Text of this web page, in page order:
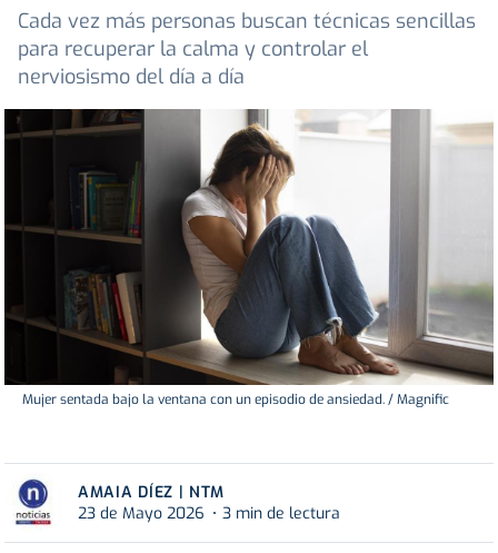
Cada vez más personas buscan técnicas sencillas
para recuperar la calma y controlar el
nerviosismo del día a día
Mujer sentada bajo la ventana con un episodio de ansiedad. / Magnific
AMAIA DÍEZ | NTM
23 de Mayo 2026
3 min de lectura